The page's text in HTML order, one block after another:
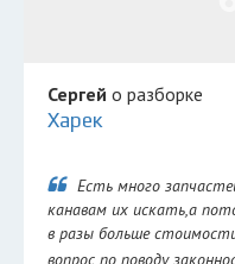
Сергей о разборке
Харек
Есть много
канавам их искать,а
в разы больше
вопрос по поводу